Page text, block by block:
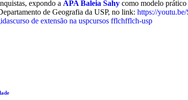
expondo a APA Baleia Sahy como modelo prático
de Geografia da USP, no link: https://
curso de extensão na uspcursos fflchfflch-usp